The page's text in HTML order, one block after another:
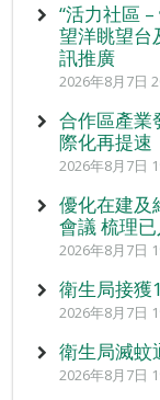
“活力社區
望洋眺望台
訊推廣
2026年8月7日
合作區產業
際化再提速
2026年8月7日
優化在建及
會議 梳理
2026年8月7日
衛生局接獲
2026年8月7日
衛生局滅蚊
2026年8月7日